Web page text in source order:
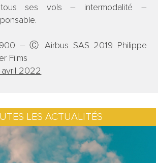
ses vols – intermodalité –
– Ⓒ Airbus SAS 2019 Philippe
Films
avril 2022
LES ACTUALITÉS